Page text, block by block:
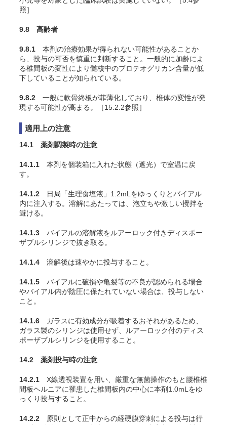
照］
9.8 高齢者
9.8.1 本剤の治療効果が得られない可能性があることか
ら、投与の可否を慎重に判断すること。一般的に加齢によ
る椎間板の変性により髄核中のプロテオグリカン含量が低
下していることが知られている。
9.8.2 一般に軟骨終板が菲薄化しており、椎体の変性が発
現する可能性が高まる。［15.2.2参照］
適用上の注意
14.1 薬剤調製時の注意
14.1.1 本剤を個装箱に入れた状態（遮光）で室温に戻
す。
14.1.2 日局「生理食塩液」1.2mLをゆっくりとバイアル
内に注入する。溶解にあたっては、泡立ちや激しい攪拌を
避ける。
14.1.3 バイアルの溶解液をルアーロック付きディスポー
ザブルシリンジで抜き取る。
14.1.4 溶解後は速やかに投与すること。
14.1.5 バイアルに破損や亀裂等の不良が認められる場合
やバイアル内が陰圧に保たれていない場合は、投与しない
こと。
14.1.6 ガラスに有効成分が吸着するおそれがあるため、
ガラス製のシリンジは使用せず、ルアーロック付のディス
ポーザブルシリンジを使用すること。
14.2 薬剤投与時の注意
14.2.1 X線透視装置を用い、厳重な無菌操作のもと腰椎椎
間板ヘルニアに罹患した椎間板内の中心に本剤1.0mLをゆ
っくり投与すること。
14.2.2 原則として正中からの経硬膜穿刺による投与は行